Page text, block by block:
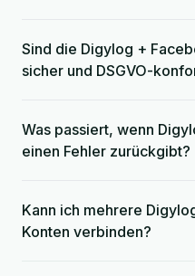
Sind die Digylog +
sicher und DSGVO-
Was passiert, wenn
einen Fehler zurückgibt?
Kann ich mehrere
Konten verbinden?